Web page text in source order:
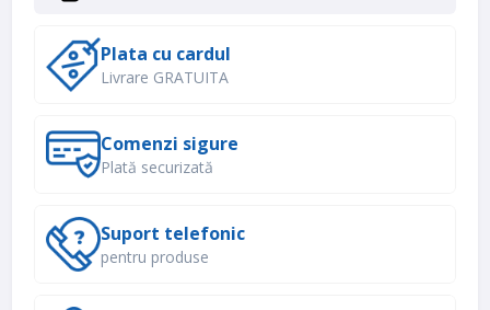
Plata cu cardul
Livrare GRATUITA
Comenzi sigure
Plată securizată
Suport telefonic
pentru produse